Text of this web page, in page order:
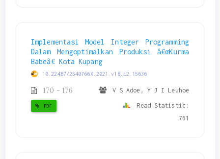
Implementasi Model Integer Programming
Dalam Mengoptimalkan Produksi â€œKurma
Babeâ€ Kota Kupang
10.22487/2540766X.2021.v18.i2.15636
170 - 176 V S Adoe, Y J I Leuhoe
PDF
Read Statistic:
761